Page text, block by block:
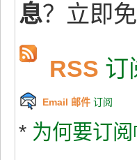
息？立即
RSS 订
Email 邮件 订阅
* 为何要订